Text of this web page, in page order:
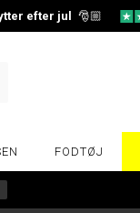
efter jul 🎅🏼
FODTØJ